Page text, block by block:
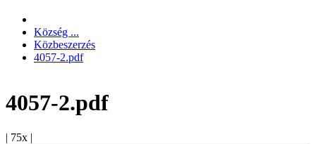
Község ...
Közbeszerzés
4057-2.pdf
4057-2.pdf
| 75x |